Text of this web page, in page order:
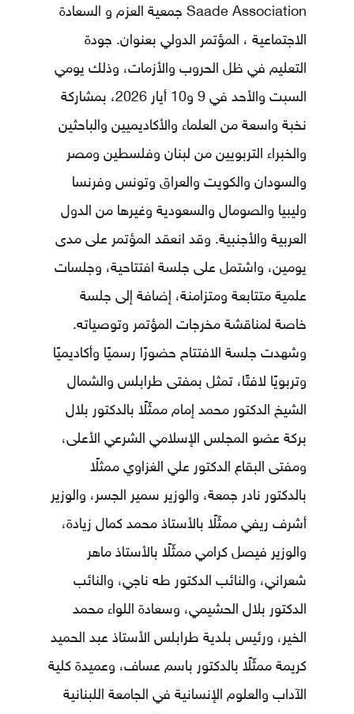
Saade Association جمعية العزم و السعادة
الاجتماعية ، المؤتمر الدولي بعنوان. جودة
التعليم في ظل الحروب والأزمات، وذلك يومي
السبت والأحد في 9 و10 أيار 2026، بمشاركة
نخبة واسعة من العلماء والأكاديميين والباحثين
والخبراء التربويين من لبنان وفلسطين ومصر
والسودان والكويت والعراق وتونس وفرنسا
وليبيا والصومال والسعودية وغيرها من الدول
العربية والأجنبية. وقد انعقد المؤتمر على مدى
يومين، واشتمل على جلسة افتتاحية، وجلسات
علمية متتابعة ومتزامنة، إضافة إلى جلسة
خاصة لمناقشة مخرجات المؤتمر وتوصياته.
وشهدت جلسة الافتتاح حضورًا رسميًا وأكاديميًا
وتربويًا لافتًا، تمثل بمفتى طرابلس والشمال
الشيخ الدكتور محمد إمام ممثّلًا بالدكتور بلال
بركة عضو المجلس الإسلامي الشرعي الأعلى،
ومفتى البقاع الدكتور علي الغزاوي ممثلًا
بالدكتور نادر جمعة، والوزير سمير الجسر، والوزير
أشرف ريفي ممثّلًا بالأستاذ محمد كمال زيادة،
والوزير فيصل كرامي ممثّلًا بالأستاذ ماهر
شعراني، والنائب الدكتور طه ناجي، والنائب
الدكتور بلال الحشيمي، وسعادة اللواء محمد
الخير، ورئيس بلدية طرابلس الأستاذ عبد الحميد
كريمة ممثّلًا بالدكتور باسم عساف، وعميدة كلية
الآداب والعلوم الإنسانية في الجامعة اللبنانية